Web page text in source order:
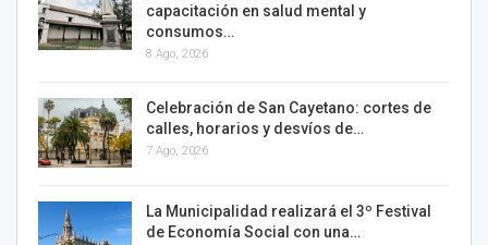
capacitación en salud mental y
consumos…
8 Ago, 2026
Celebración de San Cayetano: cortes de
calles, horarios y desvíos de…
7 Ago, 2026
La Municipalidad realizará el 3º Festival
de Economía Social con una…